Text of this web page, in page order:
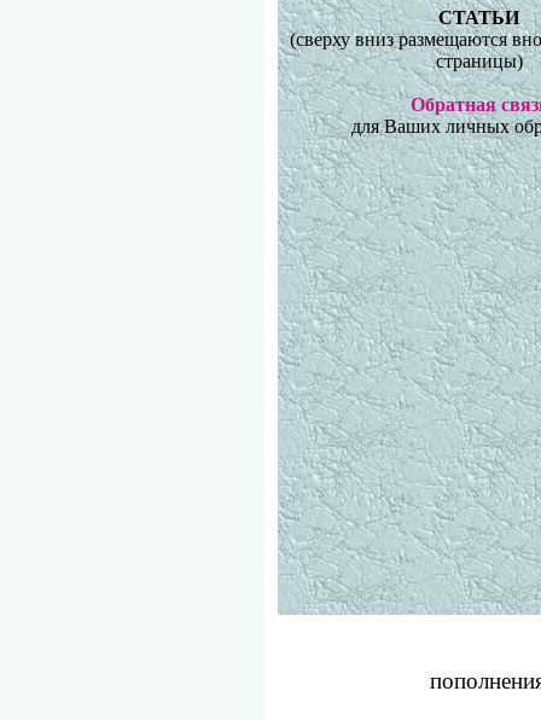
СТАТЬИ
(сверху вниз размещаются
страницы)
Обратная
для Ваших личных